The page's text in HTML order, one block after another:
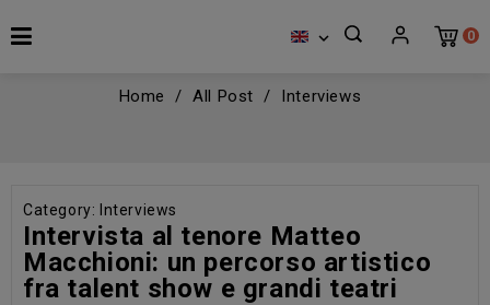
0

Home All Post Interviews
Category: Interviews
Intervista al tenore Matteo
Macchioni: un percorso artistico
fra talent show e grandi teatri